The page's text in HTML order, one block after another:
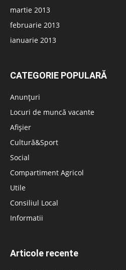
martie 2013
februarie 2013
ianuarie 2013
CATEGORIE POPULARĂ
Anunțuri
Locuri de muncă vacante
Afișier
Cultură&Sport
Social
Compartiment Agricol
Utile
Consiliul Local
Informatii
Articole recente